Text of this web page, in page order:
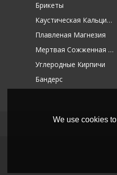
Брикеты
Каустическая Кальцинированная Магнезия
Плавленая Магнезия
Мертвая Сожженная Магнезия
Углеродные Кирпичи
Бандерс
We use cookies